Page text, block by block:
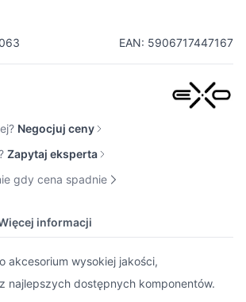
EAN: 5906717447167
Negocjuj ceny
Zapytaj eksperta
gdy cena spadnie
informacji
akcesorium wysokiej jakości,
najlepszych dostępnych komponentów.